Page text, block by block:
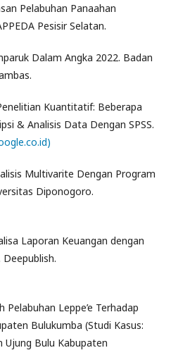
Pelabuhan Panaahan
Pesisir Selatan.
Dalam Angka 2022. Badan
Kuantitatif: Beberapa
& Analisis Data Dengan SPSS.
Multivarite Dengan Program
Diponogoro.
Laporan Keuangan dengan
Deepublish.
Pelabuhan Leppe’e Terhadap
Bulukumba (Studi Kasus:
Ujung Bulu Kabupaten